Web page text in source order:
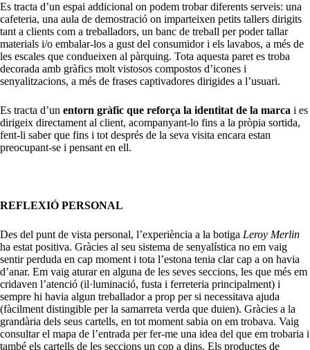
Es tracta d’un espai addicional on podem trobar diferents serveis: una
cafeteria, una aula de demostració on imparteixen petits tallers dirigits
tant a clients com a treballadors, un banc de treball per poder tallar
materials i/o embalar-los a gust del consumidor i els lavabos, a més de
les escales que condueixen al pàrquing. Tota aquesta paret es troba
decorada amb gràfics molt vistosos compostos d’icones i
senyalitzacions, a més de frases captivadores dirigides a l’usuari.
Es tracta d’un entorn gràfic que reforça la identitat de la marca i es
dirigeix directament al client, acompanyant-lo fins a la pròpia sortida,
fent-li saber que fins i tot després de la seva visita encara estan
preocupant-se i pensant en ell.
REFLEXIÓ PERSONAL
Des del punt de vista personal, l’experiència a la botiga Leroy Merlin
ha estat positiva. Gràcies al seu sistema de senyalística no em vaig
sentir perduda en cap moment i tota l’estona tenia clar cap a on havia
d’anar. Em vaig aturar en alguna de les seves seccions, les que més em
cridaven l’atenció (il·luminació, fusta i ferreteria principalment) i
sempre hi havia algun treballador a prop per si necessitava ajuda
(fàcilment distingible per la samarreta verda que duien). Gràcies a la
grandària dels seus cartells, en tot moment sabia on em trobava. Vaig
consultar el mapa de l’entrada per fer-me una idea del que em trobaria i
també els cartells de les seccions un cop a dins. Els productes de